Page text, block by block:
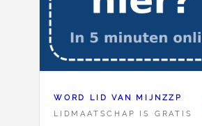
WORD LID VAN MIJNZZP
LIDMAATSCHAP IS GRATIS